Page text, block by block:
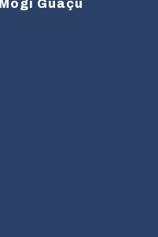
Mogi Guaçu